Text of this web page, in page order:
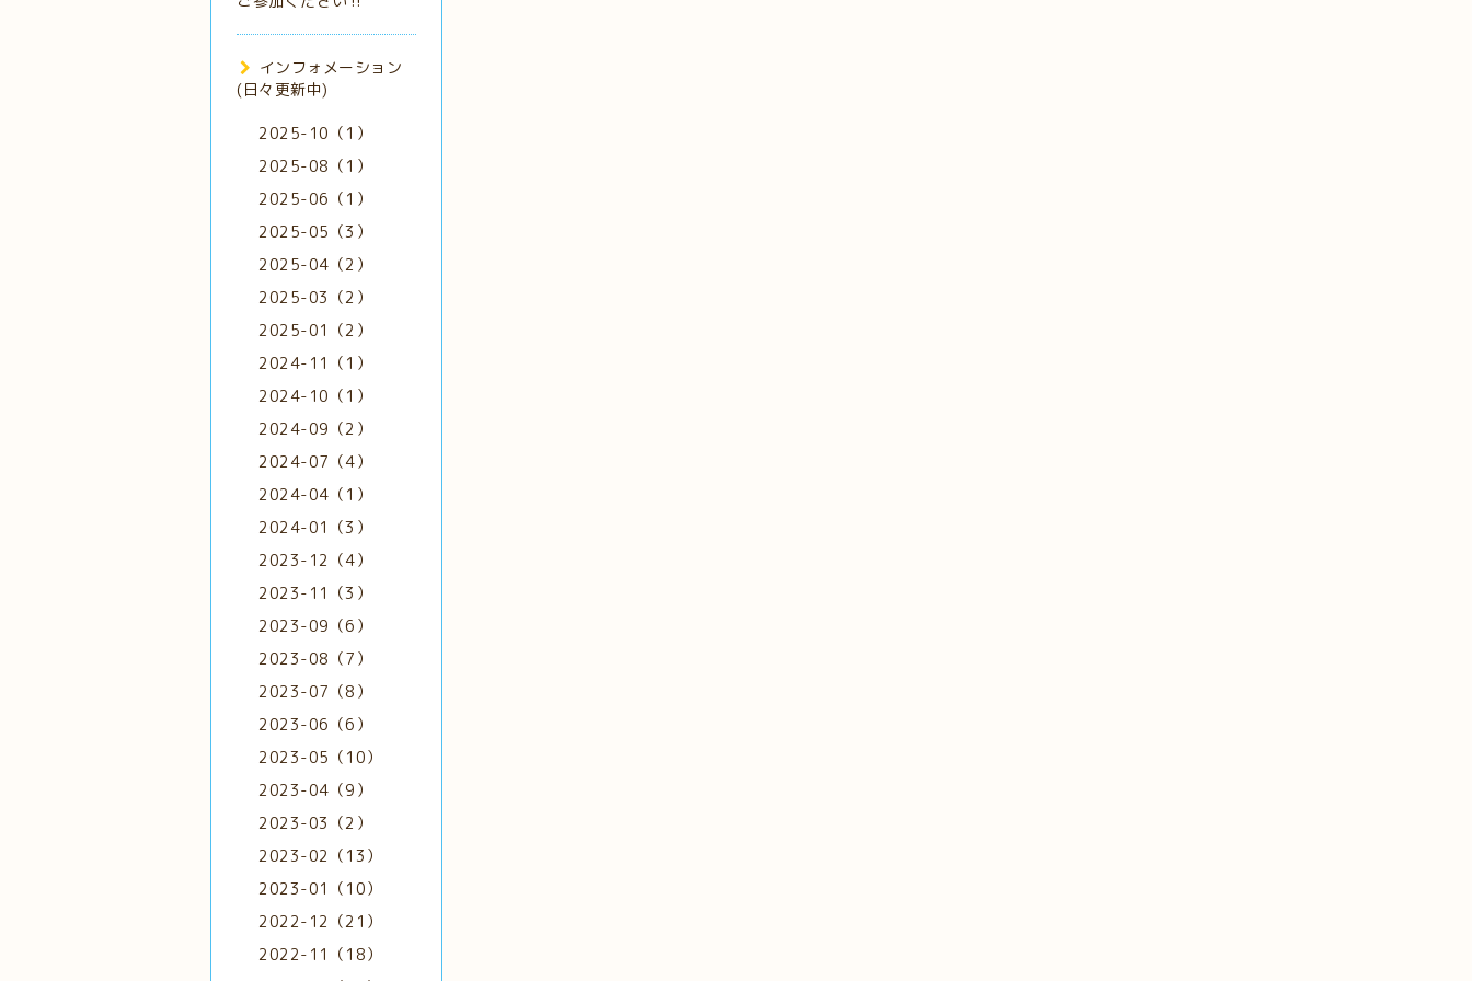
インフォメーション
(日々更新中)
2025-10（1）
2025-08（1）
2025-06（1）
2025-05（3）
2025-04（2）
2025-03（2）
2025-01（2）
2024-11（1）
2024-10（1）
2024-09（2）
2024-07（4）
2024-04（1）
2024-01（3）
2023-12（4）
2023-11（3）
2023-09（6）
2023-08（7）
2023-07（8）
2023-06（6）
2023-05（10）
2023-04（9）
2023-03（2）
2023-02（13）
2023-01（10）
2022-12（21）
2022-11（18）